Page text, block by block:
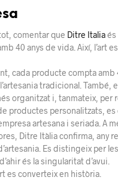
comentar que Ditre Italiaés
40 anys de vida. Així, l’art
cada producte compta amb
tradicional. També,
organitzat i, tanmateix, per
productes personalitzats,
artesana i seriada. A
Ditre Itàlia confirma, any
Es distingeix per
és la singularitat d’avui.
es converteix en història.